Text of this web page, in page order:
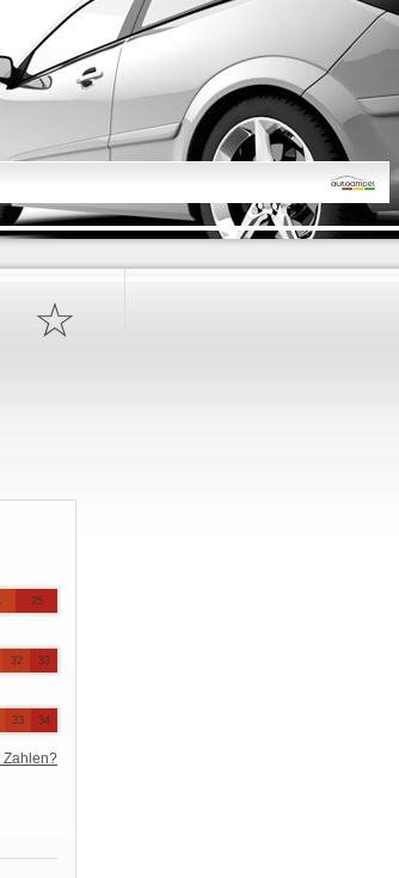
☆
25
32 33
33 34
Zahlen?